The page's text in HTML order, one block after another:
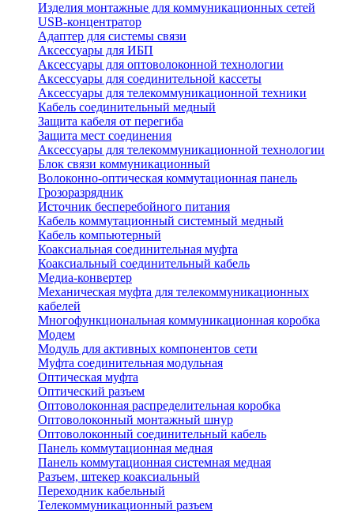
Изделия монтажные для коммуникационных сетей
USB-концентратор
Адаптер для системы связи
Аксессуары для ИБП
Аксессуары для оптоволоконной технологии
Аксессуары для соединительной кассеты
Аксессуары для телекоммуникационной техники
Кабель соединительный медный
Защита кабеля от перегиба
Защита мест соединения
Аксессуары для телекоммуникационной технологии
Блок связи коммуникационный
Волоконно-оптическая коммутационная панель
Грозоразрядник
Источник бесперебойного питания
Кабель коммутационный системный медный
Кабель компьютерный
Коаксиальная соединительная муфта
Коаксиальный соединительный кабель
Медиа-конвертер
Механическая муфта для телекоммуникационных
кабелей
Многофункциональная коммуникационная коробка
Модем
Модуль для активных компонентов сети
Муфта соединительная модульная
Оптическая муфта
Оптический разъем
Оптоволоконная распределительная коробка
Оптоволоконный монтажный шнур
Оптоволоконный соединительный кабель
Панель коммутационная медная
Панель коммутационная системная медная
Разъем, штекер коаксиальный
Переходник кабельный
Телекоммуникационный разъем